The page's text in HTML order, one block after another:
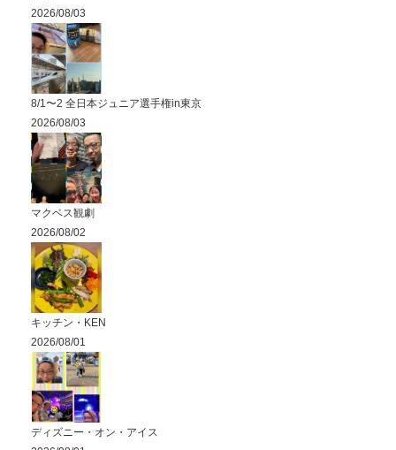
2026/08/03
8/1〜2 全日本ジュニア選手権in東京
2026/08/03
マクベス観劇
2026/08/02
キッチン・KEN
2026/08/01
ディズニー・オン・アイス